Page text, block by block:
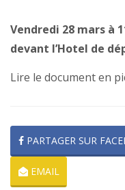
Vendredi 28 mars à
devant l’Hotel de
Lire le document en
PARTAGER SUR
EMAIL